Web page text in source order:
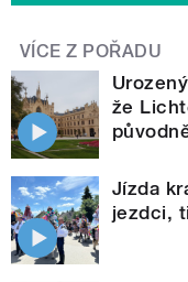
VÍCE Z POŘADU
že
Jízda
jezdci,